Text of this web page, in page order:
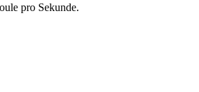
pro Sekunde.